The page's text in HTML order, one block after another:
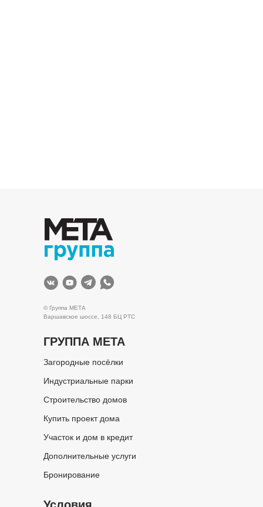
© Группа МЕТА
Варшавское шоссе, 148 БЦ РТС
ГРУППА МЕТА
Загородные посёлки
Индустриальные парки
Строительство домов
Купить проект дома
Участок и дом в кредит
Дополнительные услуги
Бронирование